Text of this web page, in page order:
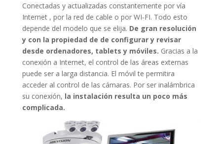
Conectadas y actualizadas constantemente por vía
Internet , por la red de cable o por WI-FI. Todo esto
depende del modelo que se elija. De gran resolución
y con la propiedad de de configurar y revisar
desde ordenadores, tablets y móviles. Gracias a la
conexión a Internet, el control de las áreas externas
puede ser a larga distancia. El móvil te permitira
acceder al control de las cámaras. Por ser inalámbrica
su conexión, la instalación resulta un poco más
complicada.